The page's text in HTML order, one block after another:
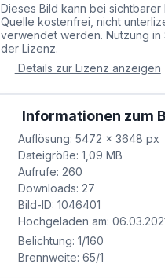
Dieses Bild kann bei
Quelle kostenfrei, nicht
verwendet werden. Nutzung in
der Lizenz.
Details zur Lizenz anzeigen
Informationen zum
Auflösung: 5472 × 3648 px
Dateigröße: 1,09 MB
Aufrufe: 260
Downloads: 27
Bild-ID: 1046401
Hochgeladen am:
Belichtung: 1/160
Brennweite: 65/1